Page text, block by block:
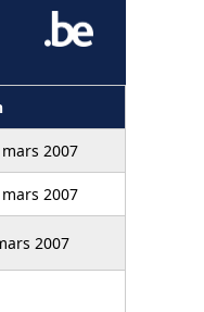
2007
2007
2007